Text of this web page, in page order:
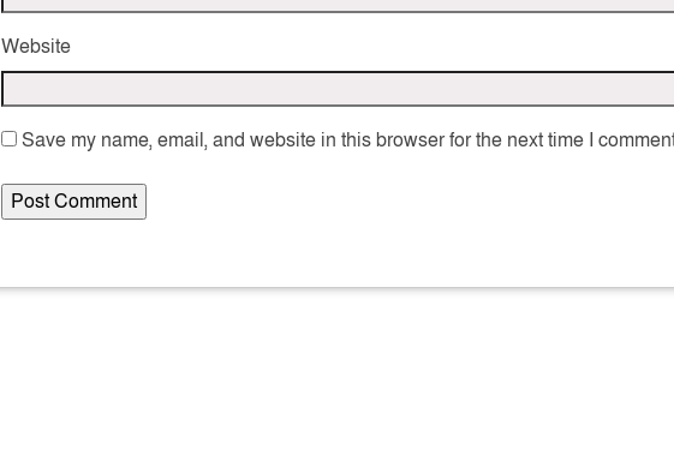
Website
Save my name, email, and website in this browser for the next time I